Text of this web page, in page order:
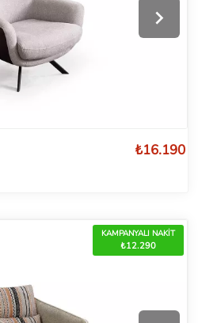
₺16.190
KAMPANYALI NAKİT
₺12.290